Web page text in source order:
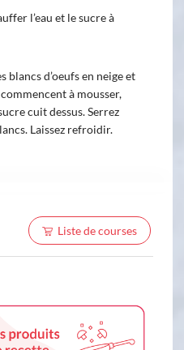
l’eau et le sucre à
blancs d’oeufs en neige et
à mousser,
cuit dessus. Serrez
Laissez refroidir.
Liste de courses